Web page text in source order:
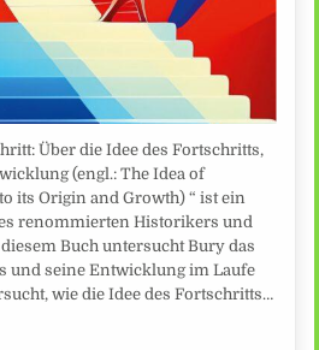
Über die Idee des Fortschritts,
(engl.: The Idea of
its Origin and Growth) “ ist ein
renommierten Historikers und
Buch untersucht Bury das
und seine Entwicklung im Laufe
wie die Idee des Fortschritts…